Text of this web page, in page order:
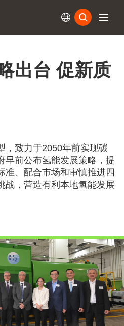
出台 促新质
，致力于2050年前实现碳
早前公布氢能发展策略，提
准、配合市场和审慎推进四
战，营造有利本地氢能发展